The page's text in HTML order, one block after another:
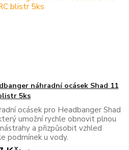
náhradní ocásek Shad 11
5ks
ocásek pro Headbanger Shad
umožní rychle obnovit plnou
a přizpůsobit vzhled
podmínek u vody.